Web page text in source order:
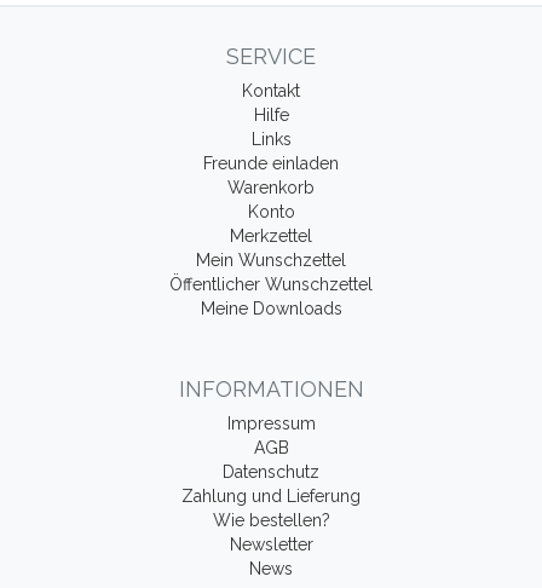
SERVICE
Kontakt
Hilfe
Links
Freunde einladen
Warenkorb
Konto
Merkzettel
Mein Wunschzettel
Öffentlicher Wunschzettel
Meine Downloads
INFORMATIONEN
Impressum
AGB
Datenschutz
Zahlung und Lieferung
Wie bestellen?
Newsletter
News